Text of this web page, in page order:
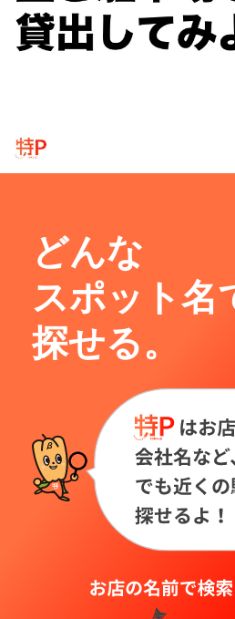
どんな
スポット名
探せる。